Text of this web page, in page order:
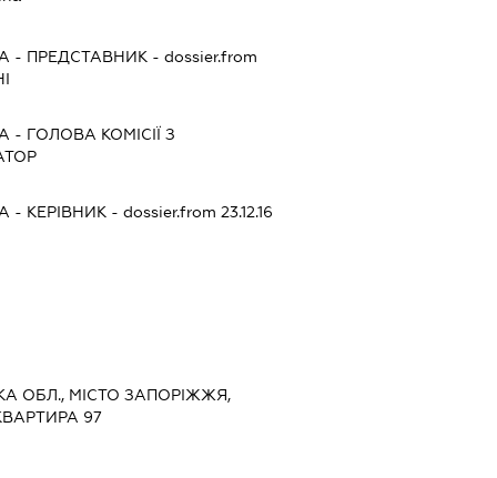
- ПРЕДСТАВНИК - dossier.from
- ГОЛОВА КОМІСІЇ З
- КЕРІВНИК - dossier.from 23.12.16
ОБЛ., МІСТО ЗАПОРІЖЖЯ,
97